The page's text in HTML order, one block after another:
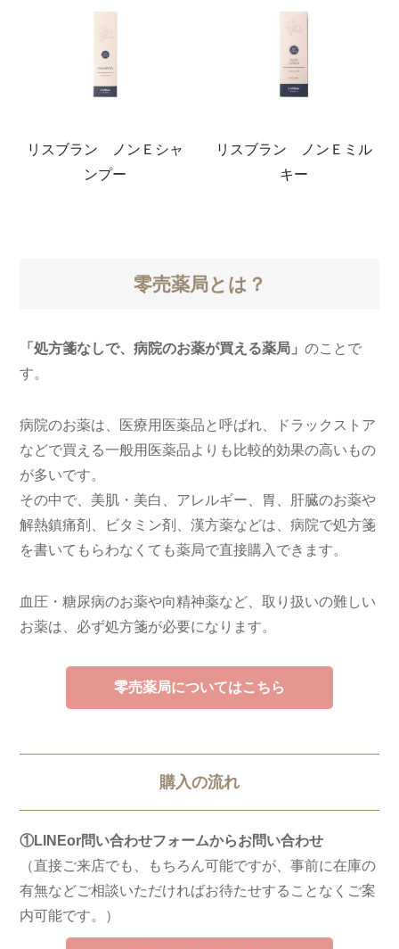
リスブラン ノンＥシャ
ンプー
リスブラン ノンＥミル
キー
零売薬局とは？
「処方箋なしで、病院のお薬が買える薬局」のことで
す。
病院のお薬は、医療用医薬品と呼ばれ、ドラックストア
などで買える一般用医薬品よりも比較的効果の高いもの
が多いです。
その中で、美肌・美白、アレルギー、胃、肝臓のお薬や
解熱鎮痛剤、ビタミン剤、漢方薬などは、病院で処方箋
を書いてもらわなくても薬局で直接購入できます。
血圧・糖尿病のお薬や向精神薬など、取り扱いの難しい
お薬は、必ず処方箋が必要になります。
零売薬局についてはこちら
購入の流れ
①LINEor問い合わせフォームからお問い合わせ
（直接ご来店でも、もちろん可能ですが、事前に在庫の
有無などご相談いただければお待たせすることなくご案
内可能です。）